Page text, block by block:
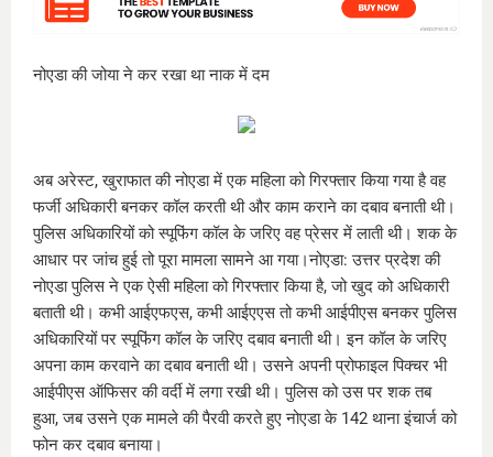
नोएडा की जोया ने कर रखा था नाक में दम
अब अरेस्ट, खुराफात की नोएडा में एक महिला को गिरफ्तार किया गया है वह
फर्जी अधिकारी बनकर कॉल करती थी और काम कराने का दबाव बनाती थी।
पुलिस अधिकारियों को स्पूफिंग कॉल के जरिए वह प्रेसर में लाती थी। शक के
आधार पर जांच हुई तो पूरा मामला सामने आ गया।नोएडा: उत्तर प्रदेश की
नोएडा पुलिस ने एक ऐसी महिला को गिरफ्तार किया है, जो खुद को अधिकारी
बताती थी। कभी आईएफएस, कभी आईएएस तो कभी आईपीएस बनकर पुलिस
अधिकारियों पर स्पूफिंग कॉल के जरिए दबाव बनाती थी। इन कॉल के जरिए
अपना काम करवाने का दबाव बनाती थी। उसने अपनी प्रोफाइल पिक्चर भी
आईपीएस ऑफिसर की वर्दी में लगा रखी थी। पुलिस को उस पर शक तब
हुआ, जब उसने एक मामले की पैरवी करते हुए नोएडा के 142 थाना इंचार्ज को
फोन कर दबाव बनाया।